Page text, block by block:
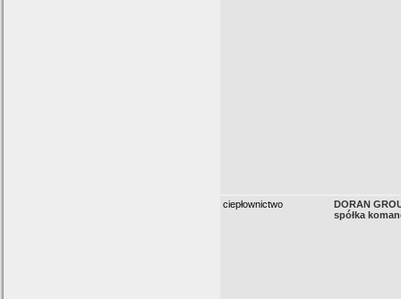
ciepłownictwo
DORAN
spółka